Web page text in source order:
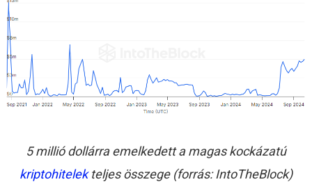
5 millió dollárra emelkedett a magas kockázatú
kriptohitelekteljes összege (forrás: IntoTheBlock)